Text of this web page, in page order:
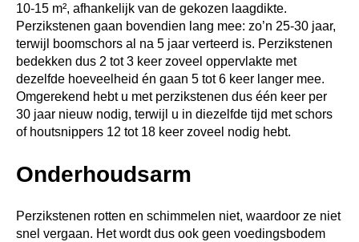
10-15 m², afhankelijk van de gekozen laagdikte.
Perzikstenen gaan bovendien lang mee: zo’n 25-30 jaar,
terwijl boomschors al na 5 jaar verteerd is. Perzikstenen
bedekken dus 2 tot 3 keer zoveel oppervlakte met
dezelfde hoeveelheid én gaan 5 tot 6 keer langer mee.
Omgerekend hebt u met perzikstenen dus één keer per
30 jaar nieuw nodig, terwijl u in diezelfde tijd met schors
of houtsnippers 12 tot 18 keer zoveel nodig hebt.
Onderhoudsarm
Perzikstenen rotten en schimmelen niet, waardoor ze niet
snel vergaan. Het wordt dus ook geen voedingsbodem